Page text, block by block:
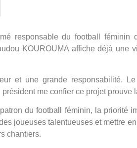
responsable du football
KOUROUMA affiche déjà
et une grande responsabilité.
me confier ce projet prouve
du football féminin, la priorité
des joueuses talentueuses et mettre
chantiers.